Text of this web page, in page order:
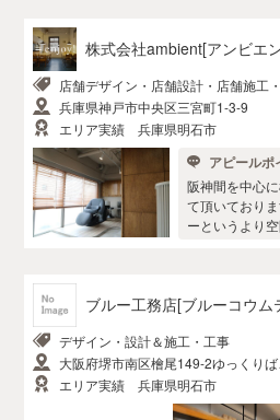
圧倒的に上回
で1ストップで
て頂く必要は
お気軽にご連
です。 🇮🇹 A' design award(イタリア)：21
回 🇩🇪
ツ)：2回 🇺🇸
(アメリカ)：6
(イギリス)：3
rchitecture &
7回 🇮🇳 World
回 🇭🇰 Wonder
港)：11回 🇵🇹
株式会社ambient[アンビエ
店舗デザイン・店舗設計・店舗施工
ン
兵庫県神戸市中央区三宮町1-3-9
エリア実績 兵庫県明石市
アピールポ
阪神間を中心
て頂いており
ーというより
と、 それにか
所にその時に
ブルー工務店[ブルーコウム
デザイン・設計＆施工・工事
大阪府堺市南区檜尾149-2ゆっくりば
エリア実績 兵庫県明石市